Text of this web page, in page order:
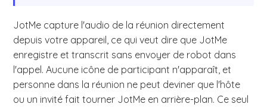
JotMe capture l'audio de la réunion directement
depuis votre appareil, ce qui veut dire que JotMe
enregistre et transcrit sans envoyer de robot dans
l'appel. Aucune icône de participant n'apparaît, et
personne dans la réunion ne peut deviner que l'hôte
ou un invité fait tourner JotMe en arrière-plan. Ce seul